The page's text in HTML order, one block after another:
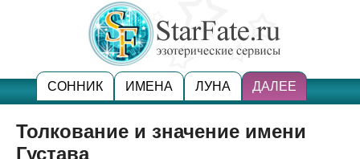
СОННИК ИМЕНА ЛУНА ДАЛЕЕ
Толкование и значение имени
Густава